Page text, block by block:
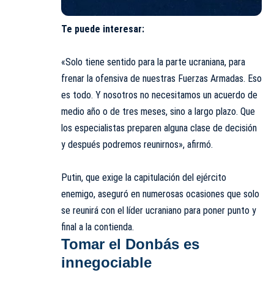
Te puede interesar:
«Solo tiene sentido para la parte ucraniana, para
frenar la ofensiva de nuestras Fuerzas Armadas. Eso
es todo. Y nosotros no necesitamos un acuerdo de
medio año o de tres meses, sino a largo plazo. Que
los especialistas preparen alguna clase de decisión
y después podremos reunirnos», afirmó.
Putin, que exige la capitulación del ejército
enemigo, aseguró en numerosas ocasiones que solo
se reunirá con el líder ucraniano para poner punto y
final a la contienda.
Tomar el Donbás es
innegociable